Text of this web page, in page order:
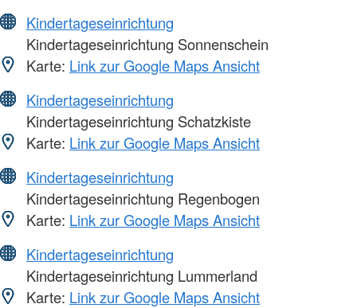
Kindertageseinrichtung
Kindertageseinrichtung Sonnenschein
Karte: Link zur Google Maps Ansicht
Kindertageseinrichtung
Kindertageseinrichtung Schatzkiste
Karte: Link zur Google Maps Ansicht
Kindertageseinrichtung
Kindertageseinrichtung Regenbogen
Karte: Link zur Google Maps Ansicht
Kindertageseinrichtung
Kindertageseinrichtung Lummerland
Karte: Link zur Google Maps Ansicht